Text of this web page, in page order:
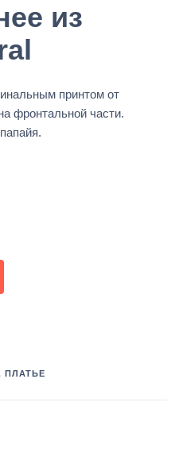
из
принтом от
фронтальной части.
ПЛАТЬЕ